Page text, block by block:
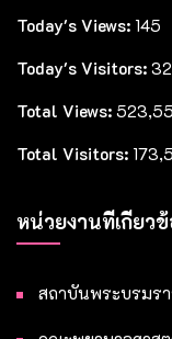
Today's Views: 145
Today's Visitors: 32
Total Views:
Total Visitors:
หน่วยงานที่เกี่ยว
สถาบันพระบรมร